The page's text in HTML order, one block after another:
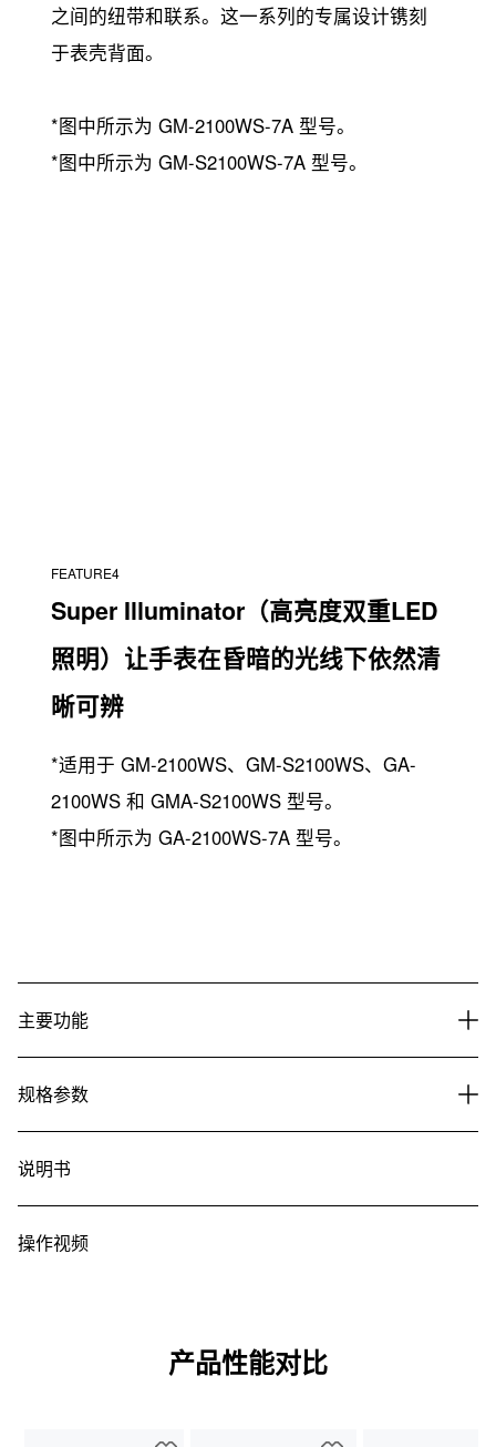
之间的纽带和联系。这一系列的专属设计镌刻
于表壳背面。
*图中所示为 GM-2100WS-7A 型号。
*图中所示为 GM-S2100WS-7A 型号。
FEATURE4
Super Illuminator （高亮度双重LED
照明） 让手表在昏暗的光线下依然清
晰可辨
*适用于 GM-2100WS、GM-S2100WS、GA-
2100WS 和 GMA-S2100WS 型号。
*图中所示为 GA-2100WS-7A 型号。
主要功能
规格参数
说明书
操作视频
产品性能对比